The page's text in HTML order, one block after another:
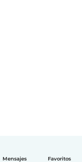
Mensajes Favoritos